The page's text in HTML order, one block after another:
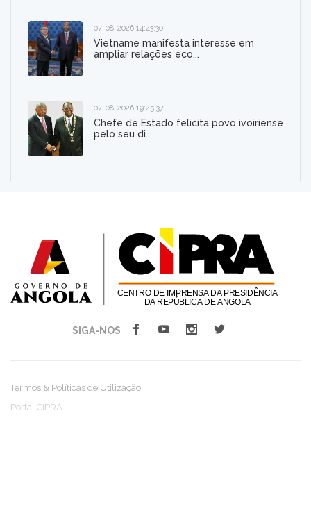
07-08-2026 14:43:30
Vietname manifesta interesse em
ampliar relações eco...
07-08-2026 19:45:37
Chefe de Estado felicita povo ivoiriense
pelo seu di...
SIGA-NOS
Termos & Políticas de Utilização
Portal CIPRA